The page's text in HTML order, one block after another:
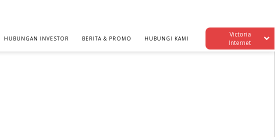
HUBUNGAN INVESTOR BERITA & PROMO HUBUNGI KAMI
Victoria
Internet